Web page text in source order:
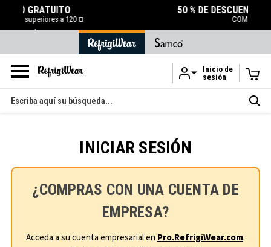
Ir al contenido principal
50 % DE DESCUENTO EN LA LIQUIDACIÓN
Inicio de
sesión
Buscar
en
INICIAR SESIÓN
¿COMPRAS CON UNA CUENTA DE
EMPRESA?
Acceda a su cuenta empresarial en Pro.RefrigiWear.com.